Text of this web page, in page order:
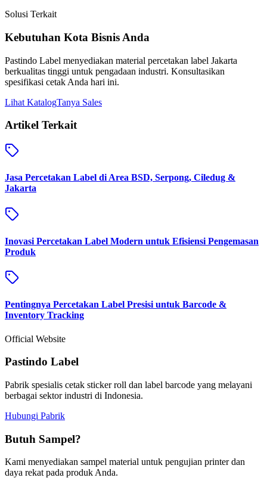
Solusi Terkait
Kebutuhan Kota Bisnis Anda
Pastindo Label menyediakan material percetakan label Jakarta
berkualitas tinggi untuk pengadaan industri. Konsultasikan
spesifikasi cetak Anda hari ini.
Lihat KatalogTanya Sales
Artikel Terkait
Jasa Percetakan Label di Area BSD, Serpong, Ciledug &
Jakarta
Inovasi Percetakan Label Modern untuk Efisiensi Pengemasan
Produk
Pentingnya Percetakan Label Presisi untuk Barcode &
Inventory Tracking
Official Website
Pastindo Label
Pabrik spesialis cetak sticker roll dan label barcode yang melayani
berbagai sektor industri di Indonesia.
Hubungi Pabrik
Butuh Sampel?
Kami menyediakan sampel material untuk pengujian printer dan
daya rekat pada produk Anda.